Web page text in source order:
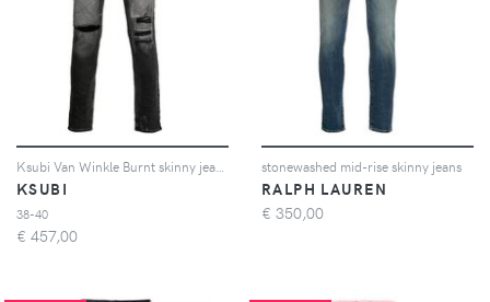
KSUBI
38-40
€ 457,00
stonewashed mid-rise skinny jeans
RALPH LAUREN
€ 350,00